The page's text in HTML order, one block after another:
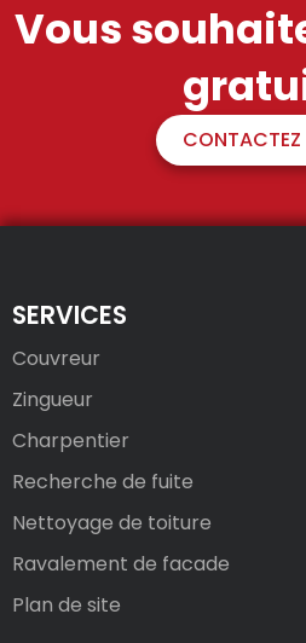
Vous
CONTACTEZ
SERVICES
Couvreur
Zingueur
Charpentier
Recherche de fuite
Nettoyage de toiture
Ravalement de facade
Plan de site